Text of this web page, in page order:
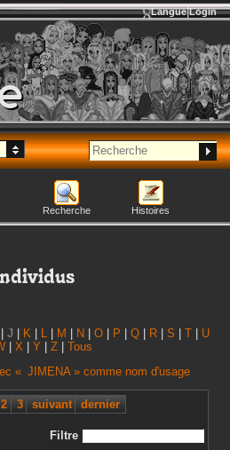
Langue Login
Recherche Histoires
J K L M N O P Q R S T
U
| X Y Z| Tous
« JIMENA» comme nom d'usage
2 3 suivant dernier
Filtre